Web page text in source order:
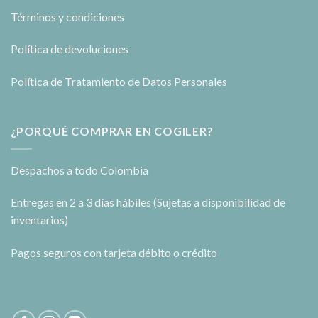
Términos y condiciones
Política de devoluciones
Política de Tratamiento de Datos Personales
¿PORQUÉ COMPRAR EN COGILER?
Despachos a todo Colombia
Entregas en 2 a 3 días hábiles (Sujetas a disponibilidad de
inventarios)
Pagos seguros con tarjeta débito o crédito